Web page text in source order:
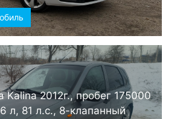
2012г., пробег 175000
л, 81 л.с., 8-клапанный